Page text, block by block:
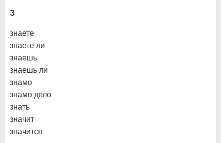
З
знаете
знаете ли
знаешь
знаешь ли
знамо
знамо дело
знать
значит
значится